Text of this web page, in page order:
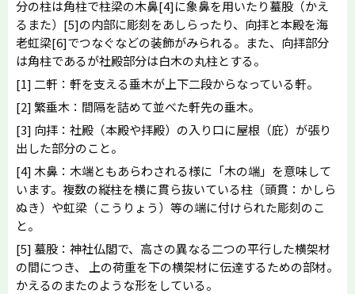
分の柱は角柱で柱梁の木鼻[4]に象鼻を用いたり蟇股（かえ
るまた）[5]の内部に彫刻をあしらったり、向拝と本殿を海
老虹梁[6]でつなぐなどの装飾がみられる。また、向拝部分
は角柱であるが社殿部分は白木の丸柱とする。
[1] 二軒：軒を支える垂木が上下二段からなっている軒。
[2] 繁垂木：間隔を詰めて並べた軒先の垂木。
[3] 向拝：社殿（本殿や拝殿）の入り口に屋根（庇）が張り
出した部分のこと。
[4] 木鼻：木端ともあらわされる様に「木の端」を意味して
います。複数の縦柱を横に貫ら抜いている柱（頭貫：かしら
ぬき）や虹梁（こうりょう）等の端に付けられた彫刻のこ
と。
[5] 蟇股：神社仏閣で、高さの異なる二つの平行した横架材
の間につき、 上の荷重を下の横架材に伝達するための部材。
かえるのまたのような形をしている。